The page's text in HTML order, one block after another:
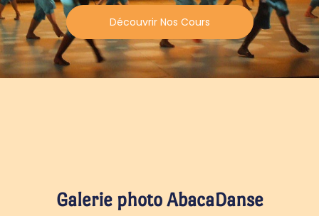
Découvrir Nos Cours
Galerie photo AbacaDanse